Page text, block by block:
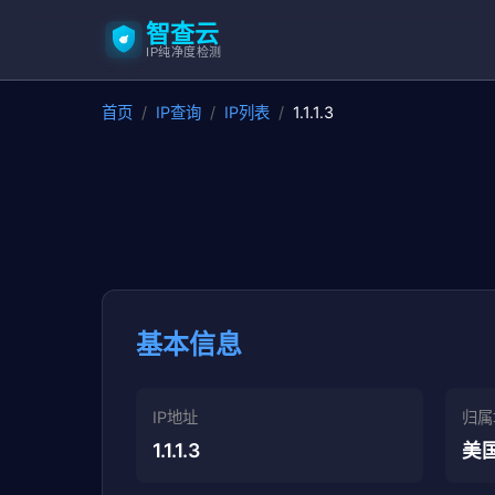
智查云
IP纯净度检测
首页 / IP查询 / IP列表 / 1.1.1.3
基本信息
IP地址
1.1.1.3
归
美